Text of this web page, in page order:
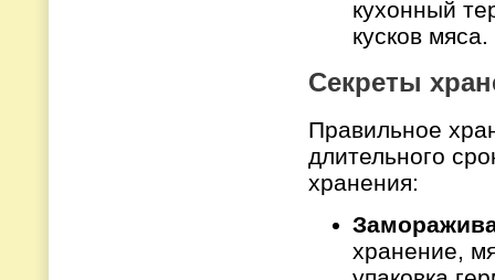
кухонный
кусков мяса.
Секреты
Правильное
длительного
хранения:
хранение,